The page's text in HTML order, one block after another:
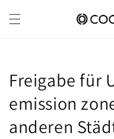
content
Freigabe für
emission
anderen